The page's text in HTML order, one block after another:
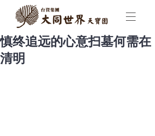
慎终追远的心意扫墓何需在
清明